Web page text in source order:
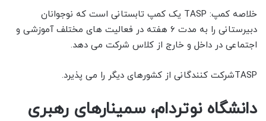
خلاصه کمپ: TASP یک کمپ تابستانی است که نوجوانان
دبیرستانی را به مدت ۶ هفته در فعالیت های مختلف آموزشی و
اجتماعی در داخل و خارج از کلاس شرکت می دهد.
TASPشرکت کنندگانی از کشورهای دیگر را می پذیرد.
دانشگاه نوتردام، سمینارهای رهبری